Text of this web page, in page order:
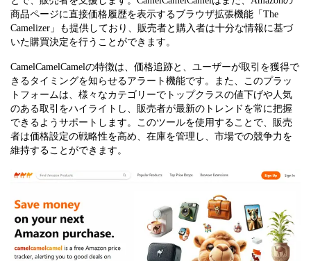
商品ページに直接価格履歴を表示するブラウザ拡張機能「The
Camelizer」も提供しており、販売者と購入者は十分な情報に基づ
いた購買決定を行うことができます。
CamelCamelCamelの特徴は、価格追跡と、ユーザーが取引を獲得で
きるタイミングを知らせるアラート機能です。また、このプラッ
トフォームは、様々なカテゴリーでトップクラスの値下げや人気
のある取引をハイライトし、販売者が最新のトレンドを常に把握
できるようサポートします。このツールを使用することで、販売
者は価格設定の戦略性を高め、在庫を管理し、市場での競争力を
維持することができます。